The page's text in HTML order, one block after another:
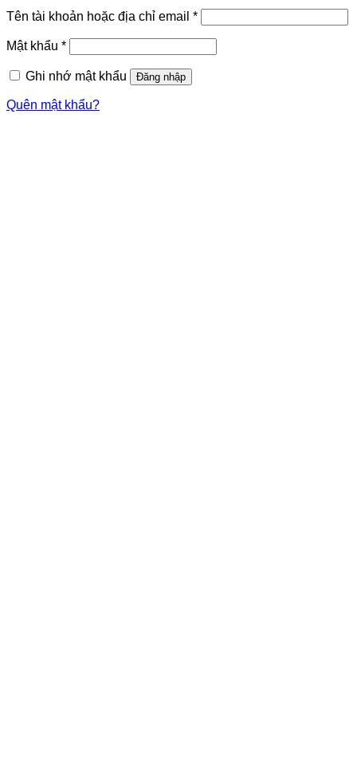
Tên tài khoản hoặc địa chỉ email *
Mật khẩu *
Ghi nhớ mật khẩu Đăng nhập
Quên mật khẩu?